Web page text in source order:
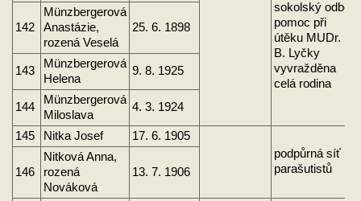
sokolský odboj
pomoc při
útěku MUDr.
B. Lyčky
vyvražděna
celá rodina
142
Münzbergerová
Anastázie,
rozená Veselá
25. 6. 1898
143
Münzbergerová
Helena
9. 8. 1925
144
Münzbergerová
Miloslava
4. 3. 1924
145 Nitka Josef
17. 6. 1905
podpůrná síť
parašutistů
146
Nitková Anna,
rozená
Nováková
13. 7. 1906